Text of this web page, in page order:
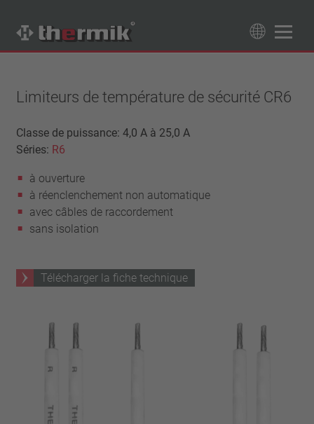
89Produits
Tipo interruttore
à ouverture
Gamme de température
température standard (60 – 200 °C)
haute température (205 – 250 °C)
1,6 A – 7,5 A
4 A – 25 A
Rappel
avec isolation
sans isolation
Raccordement
VDE
CQC
Appliquer les filtres
fermer les filtres
Limiteurs de température de sécurité CR6
Classe de puissance: 4,0 A à 25,0 A
Séries: R6
à ouverture
à réenclenchement non automatique
avec câbles de raccordement
sans isolation
Télécharger la fiche technique